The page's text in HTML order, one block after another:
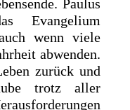
Paulus
Evangelium
wenn viele
abwenden.
zurück und
trotz aller